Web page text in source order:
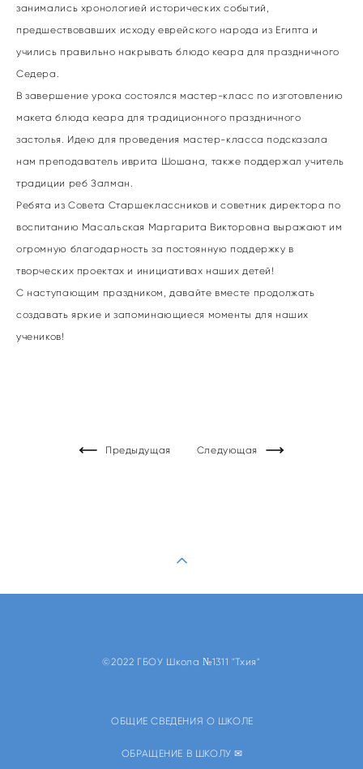
занимались хронологией исторических событий,
предшествовавших исходу еврейского народа из Египта и
учились правильно накрывать блюдо кеара для праздничного
Седера.
В завершение урока состоялся мастер-класс по изготовлению
макета блюда кеара для традиционного праздничного
застолья. Идею для проведения мастер-класса подсказала
нам преподаватель иврита Шошана, также поддержал учитель
традиции реб Залман.
Ребята из Совета Старшеклассников и советник директора по
воспитанию Масальская Маргарита Викторовна выражают им
огромную благодарность за постоянную поддержку в
творческих проектах и инициативах наших детей!
С наступающим праздником, давайте вместе продолжать
создавать яркие и запоминающиеся моменты для наших
учеников!
Предыдущая Следующая
©2022 ГБОУ Школа №1311 "Тхия"
ОБЩИЕ СВЕДЕНИЯ О ШКОЛЕ
ОБРАЩЕНИЕ В ШКОЛУ ✉